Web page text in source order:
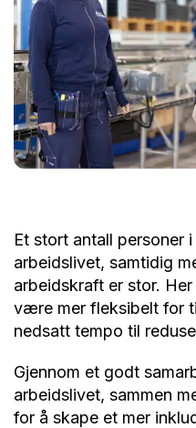
Et stort antall personer
arbeidslivet, samtidig
arbeidskraft er stor.
være mer fleksibelt for
nedsatt tempo til
Gjennom et godt
arbeidslivet, sammen
for å skape et mer